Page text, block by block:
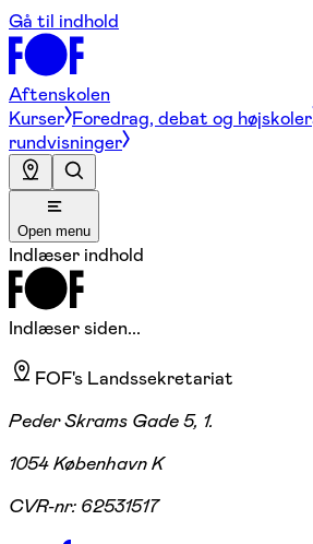
Gå til indhold
Aftenskolen
Kurser Foredrag, debat og højskoler
rundvisninger
Open menu
Indlæser indhold
Indlæser siden...
FOF's Landssekretariat
Peder Skrams Gade 5, 1.
1054 København K
CVR-nr: 62531517